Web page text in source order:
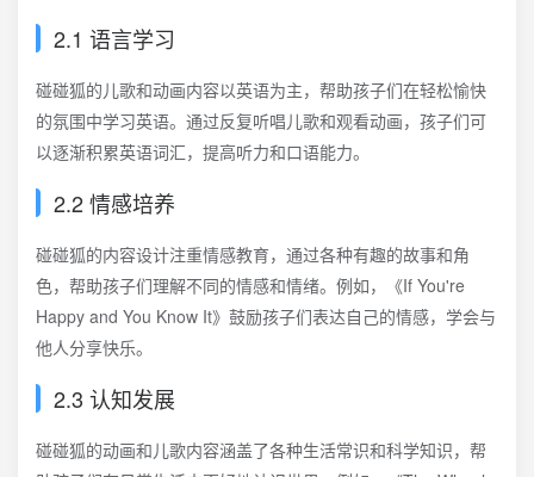
2.1 语言学习
碰碰狐的儿歌和动画内容以英语为主，帮助孩子们在轻松愉快
的氛围中学习英语。通过反复听唱儿歌和观看动画，孩子们可
以逐渐积累英语词汇，提高听力和口语能力。
2.2 情感培养
碰碰狐的内容设计注重情感教育，通过各种有趣的故事和角
色，帮助孩子们理解不同的情感和情绪。例如，《If You're
Happy and You Know It》鼓励孩子们表达自己的情感，学会与
他人分享快乐。
2.3 认知发展
碰碰狐的动画和儿歌内容涵盖了各种生活常识和科学知识，帮